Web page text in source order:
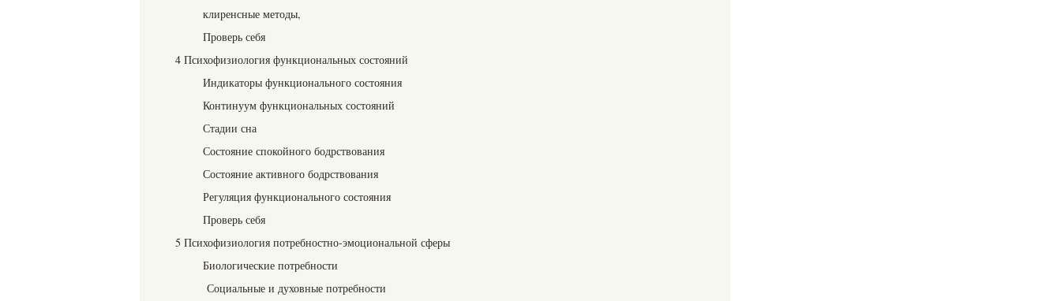
клиренсные методы,
Проверь себя
4 Психофизиология функциональных состояний
Индикаторы функционального состояния
Континуум функциональных состояний
Стадии сна
Состояние спокойного бодрствования
Состояние активного бодрствования
Регуляция функционального состояния
Проверь себя
5 Психофизиология потребностно-эмоциональной сферы
Биологические потребности
Социальные и духовные потребности